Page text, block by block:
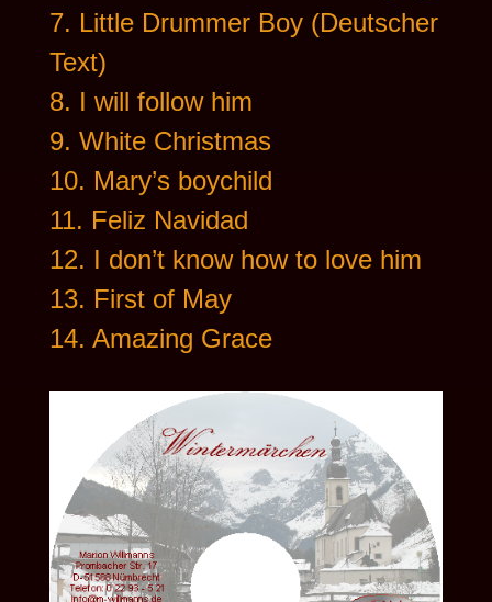
7. Little Drummer Boy (Deutscher
Text)
8. I will follow him
9. White Christmas
10. Mary’s boychild
11. Feliz Navidad
12. I don’t know how to love him
13. First of May
14. Amazing Grace